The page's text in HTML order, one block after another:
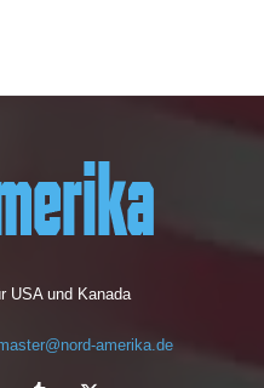
USA und Kanada
amerika.de